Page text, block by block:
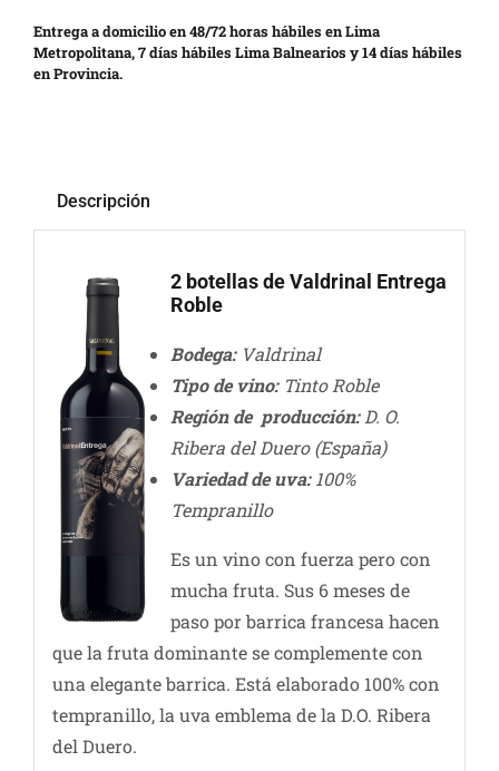
Entrega a domicilio en 48/72 horas hábiles en Lima
Metropolitana, 7 días hábiles Lima Balnearios y 14 días hábiles
en Provincia.
Descripción
2 botellas de Valdrinal Entrega
Roble
Bodega:Valdrinal
Tipo de vino:Tinto Roble
Región de producción:D. O.
Ribera del Duero (España)
Variedad de uva:100%
Tempranillo
Es un vino con fuerza pero con
mucha fruta. Sus 6 meses de
paso por barrica francesa hacen
que la fruta dominante se complemente con
una elegante barrica. Está elaborado 100% con
tempranillo, la uva emblema de la D.O. Ribera
del Duero.